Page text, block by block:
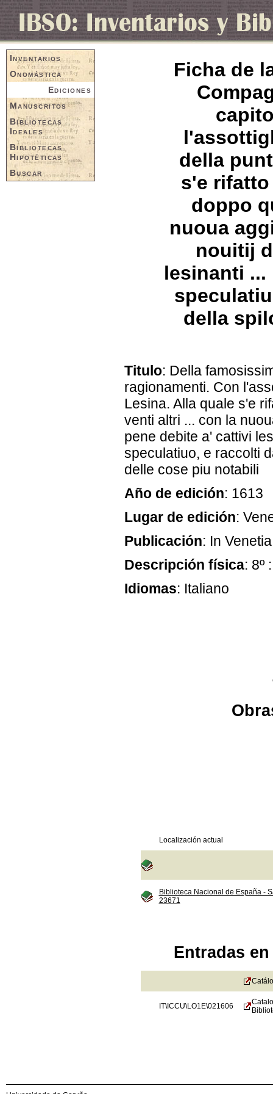
Inventarios
Onomástica
Ediciones
Manuscritos
Bibliotecas
Ideales
Bibliotecas
Hipotéticas
Buscar
Ficha de
della
s'e
doppo
nuoua
nouitij
lesinanti
della
Titulo: Della
ragionamenti. Con
Lesina. Alla quale s'e
venti altri ... con la
pene debite a' cattivi
speculatiuo, e raccolti
delle cose piu notabili
Año de edición: 1613
Lugar de edición:
Publicación: In
Descripción física: 8º
Idiomas: Italiano
Localización actual
Biblioteca Nacional de España -
23671
Entradas
IT\ICCU\LO1E\021606